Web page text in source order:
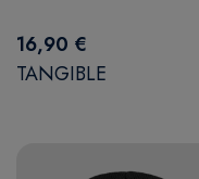
16,90 €
TANGIBLE